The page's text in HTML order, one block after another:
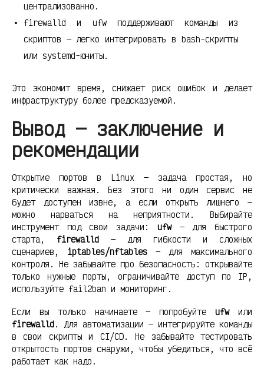
централизованно.
firewalld и ufw поддерживают команды из
скриптов — легко интегрировать в bash-скрипты
или systemd-юниты.
Это экономит время, снижает риск ошибок и делает
инфраструктуру более предсказуемой.
Вывод — заключение и
рекомендации
Открытие портов в Linux — задача простая, но
критически важная. Без этого ни один сервис не
будет доступен извне, а если открыть лишнего —
можно нарваться на неприятности. Выбирайте
инструмент под свои задачи: ufw— для быстрого
старта, firewalld — для гибкости и сложных
сценариев, iptables/nftables — для максимального
контроля. Не забывайте про безопасность: открывайте
только нужные порты, ограничивайте доступ по IP,
используйте fail2ban и мониторинг.
Если вы только начинаете — попробуйтеufwили
firewalld. Для автоматизации — интегрируйте команды
в свои скрипты и CI/CD. Не забывайте тестировать
открытость портов снаружи, чтобы убедиться, что всё
работает как надо.